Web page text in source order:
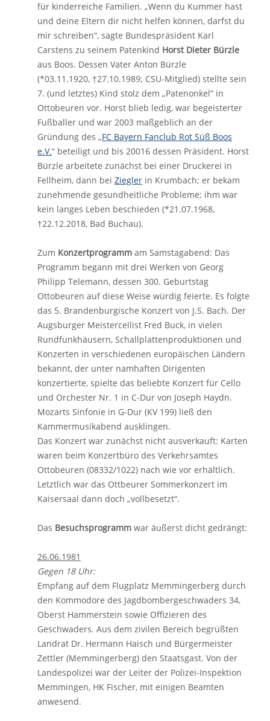
für kinderreiche Familien. „Wenn du Kummer hast
und deine Eltern dir nicht helfen können, darfst du
mir schreiben“, sagte Bundespräsident Karl
Carstens zu seinem Patenkind Horst Dieter Bürzle
aus Boos. Dessen Vater Anton Bürzle
(*03.11.1920, †27.10.1989; CSU-Mitglied) stellte sein
7. (und letztes) Kind stolz dem „Patenonkel“ in
Ottobeuren vor. Horst blieb ledig, war begeisterter
Fußballer und war 2003 maßgeblich an der
Gründung des „FC Bayern Fanclub Rot Süß Boos
e.V.“ beteiligt und bis 20016 dessen Präsident. Horst
Bürzle arbeitete zunächst bei einer Druckerei in
Fellheim, dann bei Ziegler in Krumbach; er bekam
zunehmende gesundheitliche Probleme; ihm war
kein langes Leben beschieden (*21.07.1968,
†22.12.2018, Bad Buchau).
Zum Konzertprogramm am Samstagabend: Das
Programm begann mit drei Werken von Georg
Philipp Telemann, dessen 300. Geburtstag
Ottobeuren auf diese Weise würdig feierte. Es folgte
das 5. Brandenburgische Konzert von J.S. Bach. Der
Augsburger Meistercellist Fred Buck, in vielen
Rundfunkhäusern, Schallplattenproduktionen und
Konzerten in verschiedenen europäischen Ländern
bekannt, der unter namhaften Dirigenten
konzertierte, spielte das beliebte Konzert für Cello
und Orchester Nr. 1 in C-Dur von Joseph Haydn.
Mozarts Sinfonie in G-Dur (KV 199) ließ den
Kammermusikabend ausklingen.
Das Konzert war zunächst nicht ausverkauft: Karten
waren beim Konzertbüro des Verkehrsamtes
Ottobeuren (08332/1022) nach wie vor erhältlich.
Letztlich war das Ottbeurer Sommerkonzert im
Kaisersaal dann doch „vollbesetzt“.
Das Besuchsprogramm war äußerst dicht gedrängt:
26.06.1981
Gegen 18 Uhr:
Empfang auf dem Flugplatz Memmingerberg durch
den Kommodore des Jagdbombergeschwaders 34,
Oberst Hammerstein sowie Offizieren des
Geschwaders. Aus dem zivilen Bereich begrüßten
Landrat Dr. Hermann Haisch und Bürgermeister
Zettler (Memmingerberg) den Staatsgast. Von der
Landespolizei war der Leiter der Polizei-Inspektion
Memmingen, HK Fischer, mit einigen Beamten
anwesend.